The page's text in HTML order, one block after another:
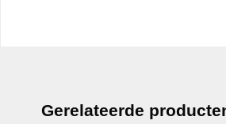
Gerelateerde